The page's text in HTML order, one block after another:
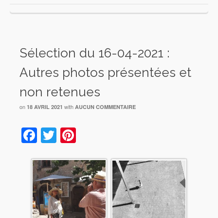
Sélection du 16-04-2021 :
Autres photos présentées et
non retenues
on 18 AVRIL 2021 with AUCUN COMMENTAIRE
Facebook
Twitter